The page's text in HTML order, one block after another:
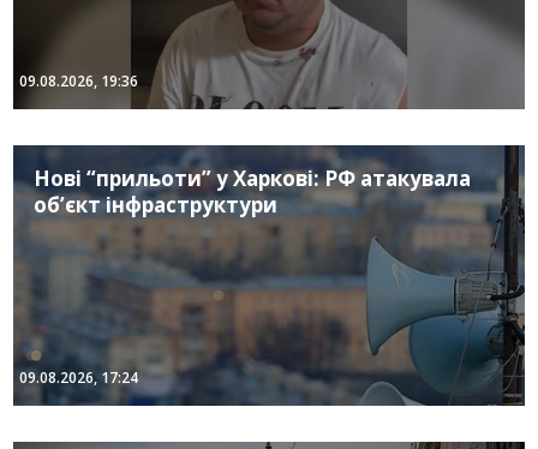
09.08.2026, 19:36
Нові “прильоти” у Харкові: РФ атакувала
об’єкт інфраструктури
09.08.2026, 17:24